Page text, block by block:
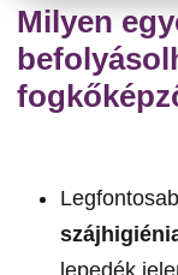
Milyen